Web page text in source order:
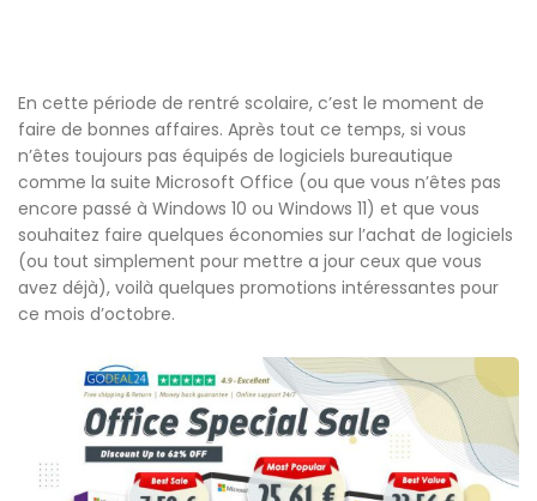
En cette période de rentré scolaire, c’est le moment de
faire de bonnes affaires. Après tout ce temps, si vous
n’êtes toujours pas équipés de logiciels bureautique
comme la suite Microsoft Office (ou que vous n’êtes pas
encore passé à Windows 10 ou Windows 11) et que vous
souhaitez faire quelques économies sur l’achat de logiciels
(ou tout simplement pour mettre a jour ceux que vous
avez déjà), voilà quelques promotions intéressantes pour
ce mois d’octobre.